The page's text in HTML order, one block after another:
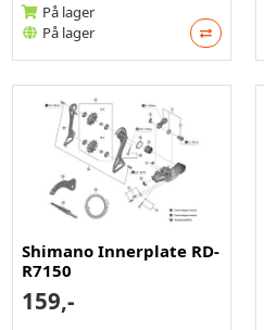
På lager
På lager
Shimano Innerplate RD-
R7150
159,-